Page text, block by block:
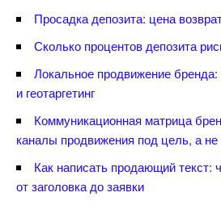
Просадка депозита: цена
Сколько процентов депозита
Локальное продвижение
и геотаргетин
Коммуникационная матрица
каналы продвижения под цель, а
Как написать продающий текст:
от заголовка до заявки